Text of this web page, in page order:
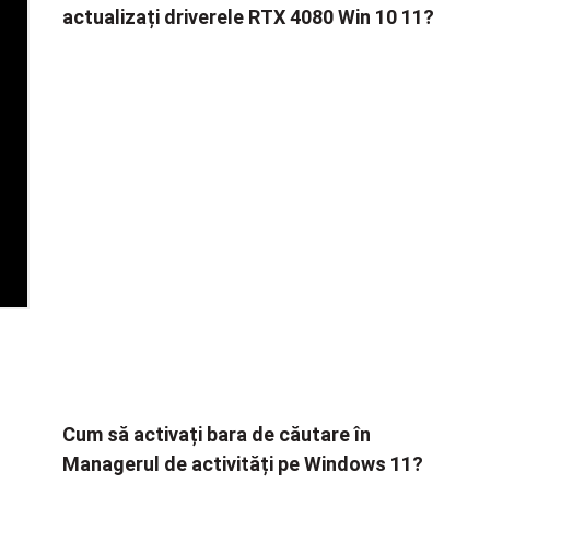
actualizați driverele RTX 4080 Win 10 11?
Cum să activați bara de căutare în
Managerul de activități pe Windows 11?